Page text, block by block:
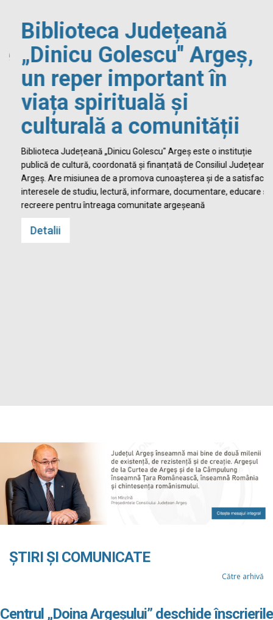
Biblioteca Județeană
„Dinicu Golescu" Argeș,
un reper important în
viața spirituală și
culturală a comunității
Biblioteca Județeană „Dinicu Golescu" Argeș este o instituție
publică de cultură, coordonată și finanțată de Consiliul Județean
Argeș. Are misiunea de a promova cunoașterea și de a satisface
interesele de studiu, lectură, informare, documentare, educare și
recreere pentru întreaga comunitate argeșeană
Detalii
ȘTIRI ȘI COMUNICATE
Către arhivă
Centrul „Doina Argeșului” deschide înscrierile